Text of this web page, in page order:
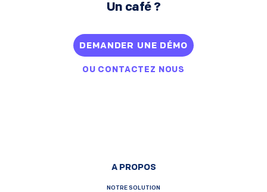
Un café ?
DEMANDER UNE DÉMO
OU CONTACTEZ NOUS
A PROPOS
NOTRE SOLUTION